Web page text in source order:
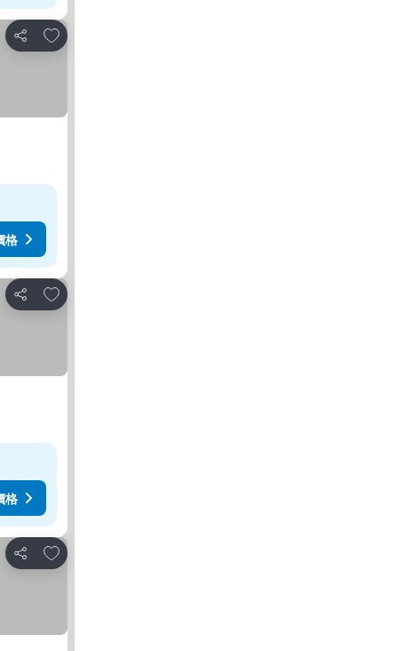
分享
加入我的最愛
格
分享
加入我的最愛
格
分享
加入我的最愛